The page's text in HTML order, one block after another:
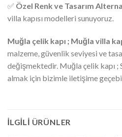
✅ Özel Renk ve Tasarım
villa kapısı modelleri sunuyoruz.
Muğla çelik kapı ; Muğla villa
malzeme, güvenlik seviyesi ve
değişmektedir. Muğla çelik kapı
almak için bizimle iletişime
İLGILI ÜRÜNLER